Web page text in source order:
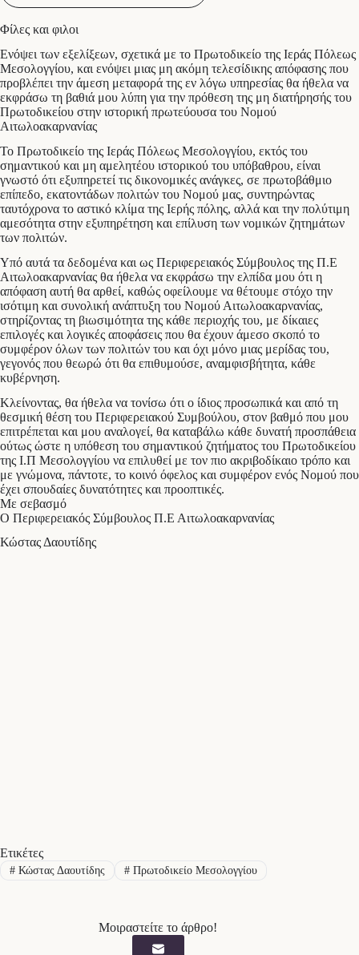
Φίλες και φιλοι
Ενόψει των εξελίξεων, σχετικά με το Πρωτοδικείο της Ιεράς Πόλεως
Μεσολογγίου, και ενόψει μιας μη ακόμη τελεσίδικης απόφασης που
προβλέπει την άμεση μεταφορά της εν λόγω υπηρεσίας θα ήθελα να
εκφράσω τη βαθιά μου λύπη για την πρόθεση της μη διατήρησής του
Πρωτοδικείου στην ιστορική πρωτεύουσα του Νομού
Αιτωλοακαρνανίας
Το Πρωτοδικείο της Ιεράς Πόλεως Μεσολογγίου, εκτός του
σημαντικού και μη αμελητέου ιστορικού του υπόβαθρου, είναι
γνωστό ότι εξυπηρετεί τις δικονομικές ανάγκες, σε πρωτοβάθμιο
επίπεδο, εκατοντάδων πολιτών του Νομού μας, συντηρώντας
ταυτόχρονα το αστικό κλίμα της Ιερής πόλης, αλλά και την πολύτιμη
αμεσότητα στην εξυπηρέτηση και επίλυση των νομικών ζητημάτων
των πολιτών.
Υπό αυτά τα δεδομένα και ως Περιφερειακός Σύμβουλος της Π.Ε
Αιτωλοακαρνανίας θα ήθελα να εκφράσω την ελπίδα μου ότι η
απόφαση αυτή θα αρθεί, καθώς οφείλουμε να θέτουμε στόχο την
ισότιμη και συνολική ανάπτυξη του Νομού Αιτωλοακαρνανίας,
στηρίζοντας τη βιωσιμότητα της κάθε περιοχής του, με δίκαιες
επιλογές και λογικές αποφάσεις που θα έχουν άμεσο σκοπό το
συμφέρον όλων των πολιτών του και όχι μόνο μιας μερίδας του,
γεγονός που θεωρώ ότι θα επιθυμούσε, αναμφισβήτητα, κάθε
κυβέρνηση.
Κλείνοντας, θα ήθελα να τονίσω ότι ο ίδιος προσωπικά και από τη
θεσμική θέση του Περιφερειακού Συμβούλου, στον βαθμό που μου
επιτρέπεται και μου αναλογεί, θα καταβάλω κάθε δυνατή προσπάθεια
ούτως ώστε η υπόθεση του σημαντικού ζητήματος του Πρωτοδικείου
της Ι.Π Μεσολογγίου να επιλυθεί με τον πιο ακριβοδίκαιο τρόπο και
με γνώμονα, πάντοτε, το κοινό όφελος και συμφέρον ενός Νομού που
έχει σπουδαίες δυνατότητες και προοπτικές.
Με σεβασμό
Ο Περιφερειακός Σύμβουλος Π.Ε Αιτωλοακαρνανίας
Κώστας Δαουτίδης
Ετικέτες
#Κώστας Δαουτίδης #Πρωτοδικείο Μεσολογγίου
Μοιραστείτε το άρθρο!